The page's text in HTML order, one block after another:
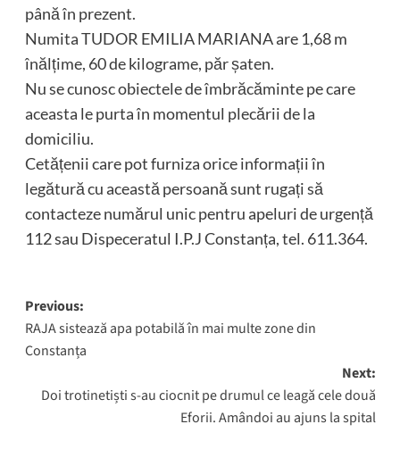
până în prezent.
Numita TUDOR EMILIA MARIANA are 1,68 m
înălțime, 60 de kilograme, păr șaten.
Nu se cunosc obiectele de îmbrăcăminte pe care
aceasta le purta în momentul plecării de la
domiciliu.
Cetățenii care pot furniza orice informații în
legătură cu această persoană sunt rugați să
contacteze numărul unic pentru apeluri de urgență
112 sau Dispeceratul I.P.J Constanța, tel. 611.364.
Post
navigation
Previous:
RAJA sistează apa potabilă în mai multe zone din
Constanța
Next:
Doi trotinetiști s-au ciocnit pe drumul ce leagă cele două
Eforii. Amândoi au ajuns la spital